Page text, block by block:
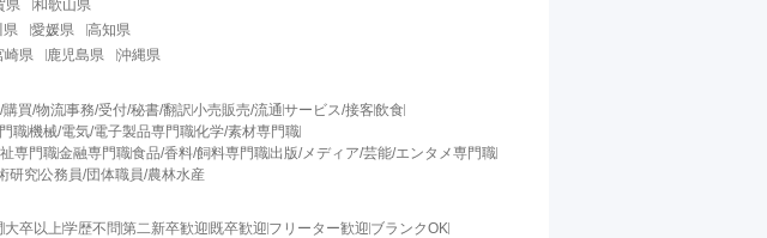
県 和歌山県
県 愛媛県 高知県
崎県 鹿児島県 沖縄県
買/物流事務/受付/秘書/翻訳小売販売/流通サービス/接客飲食
職機械/電気/電子製品専門職化学/素材専門職
専門職金融専門職食品/香料/飼料専門職出版/メディア/芸能/エンタメ専門職
研究公務員/団体職員/農林水産
大卒以上学歴不問第二新卒歓迎 既卒歓迎 フリーター歓迎 ブランクOK